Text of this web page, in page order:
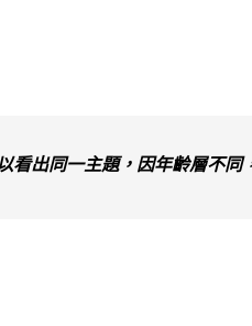
出同一主題，因年齡層不